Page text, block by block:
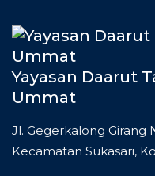
Yayasan Daarut
Ummat
Jl. Gegerkalong Girang
Kecamatan Sukasari,